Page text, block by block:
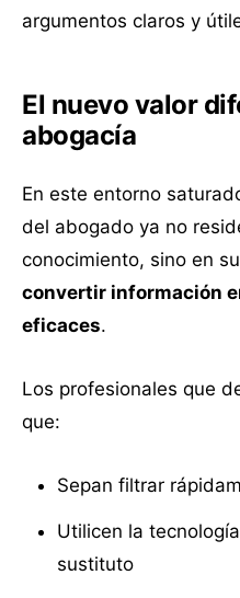
argumentos claros y
El nuevo valor
abogacía
En este entorno
del abogado ya no
conocimiento, sino en su
convertir información
eficaces.
Los profesionales que
que:
Sepan filtrar
Utilicen la
sustituto